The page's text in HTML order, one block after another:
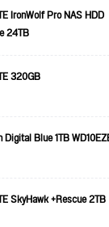
IronWolf Pro NAS HDD
24TB
320GB
Blue 1TB
SkyHawk +Rescue 2TB